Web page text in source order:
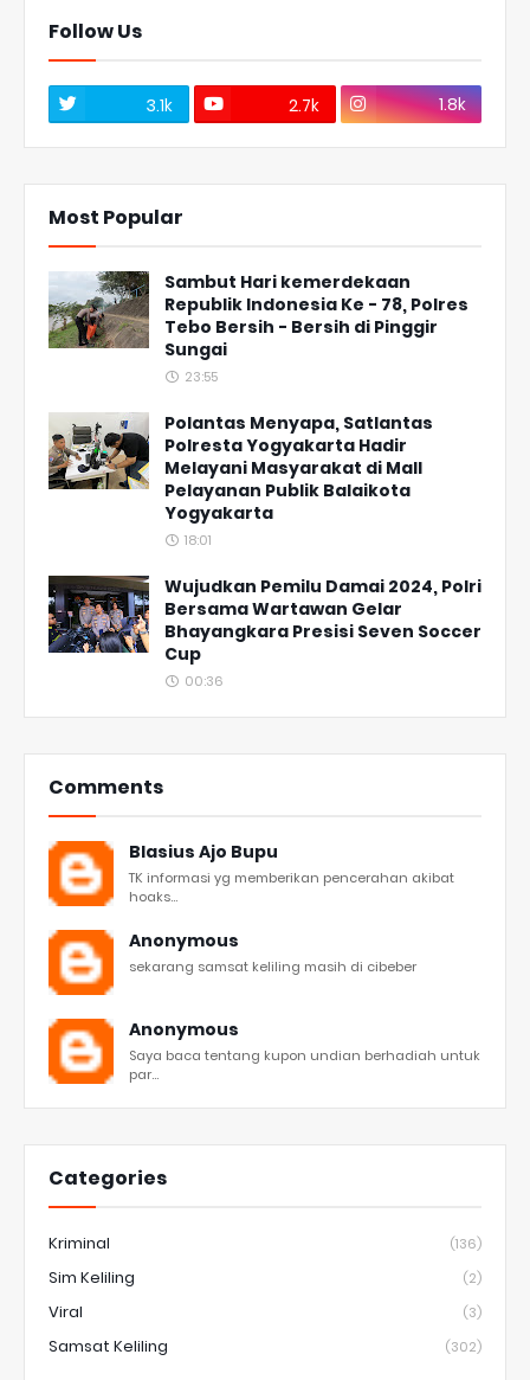
Follow Us
3.1k 2.7k 1.8k
Most Popular
Sambut Hari kemerdekaan
Republik Indonesia Ke - 78, Polres
Tebo Bersih - Bersih di Pinggir
Sungai
23:55
Polantas Menyapa, Satlantas
Polresta Yogyakarta Hadir
Melayani Masyarakat di Mall
Pelayanan Publik Balaikota
Yogyakarta
18:01
Wujudkan Pemilu Damai 2024, Polri
Bersama Wartawan Gelar
Bhayangkara Presisi Seven Soccer
Cup
00:36
Comments
Blasius Ajo Bupu
TK informasi yg memberikan pencerahan akibat
hoaks...
Anonymous
sekarang samsat keliling masih di cibeber
Anonymous
Saya baca tentang kupon undian berhadiah untuk
par...
Categories
Kriminal (136)
Sim Keliling (2)
Viral (3)
Samsat Keliling (302)